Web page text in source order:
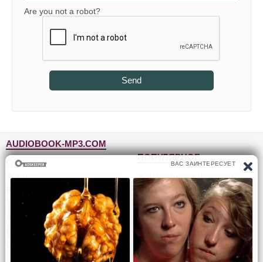
Are you not a robot?
Send
AUDIOBOOK-MP3.COM
Главная
Жанры
Топ-100
Авторы
Исполнители
Обратная связь
ПОПУЛЯРНОЕ
Фантастика и фэнтези
Детективы, триллеры
Для детей
Роман, проза
Приключения
Юмор, сатира